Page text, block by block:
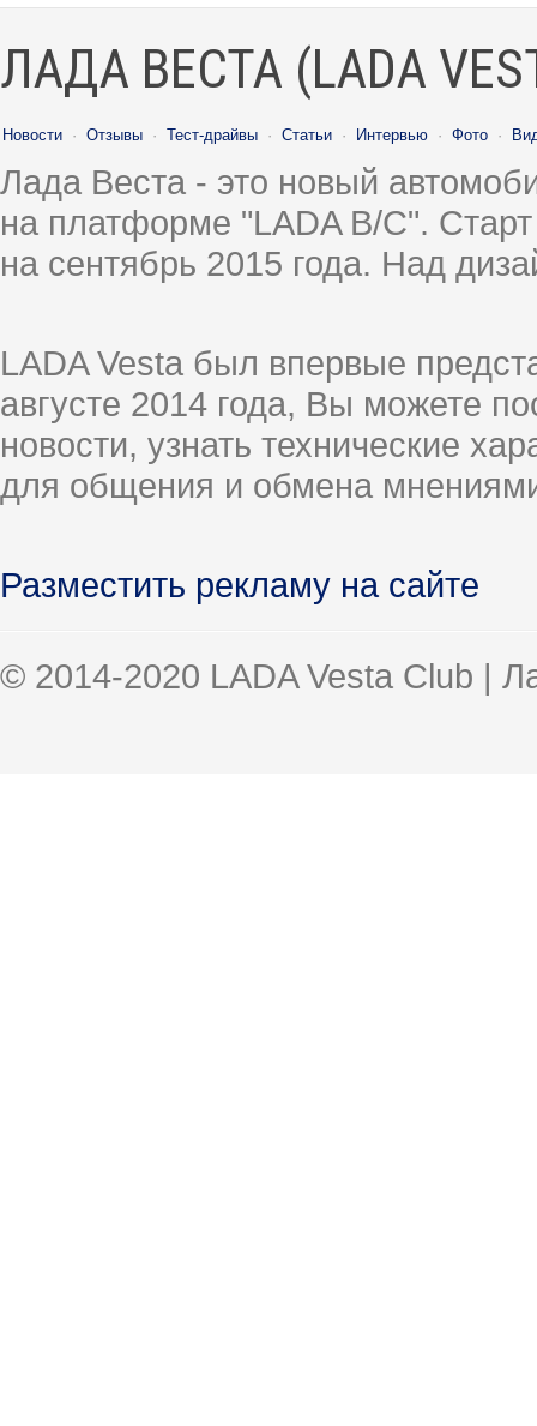
ЛАДА ВЕСТА (LADA
Новости · Отзывы · Тест-драйвы · Статьи · Интервью · Фото ·
Лада Веста - это новый
на платформе "LADA B/C".
на сентябрь 2015 года. Над
LADA Vesta был впервые
августе 2014 года, Вы можете
новости, узнать технические
для общения и обмена
Разместить рекламу на сайте
© 2014-2020 LADA Vesta Club |